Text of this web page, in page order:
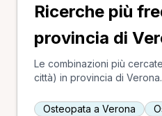
Ricerche più
provincia di
Le combinazioni più
città) in provincia di Verona.
Osteopata a Verona